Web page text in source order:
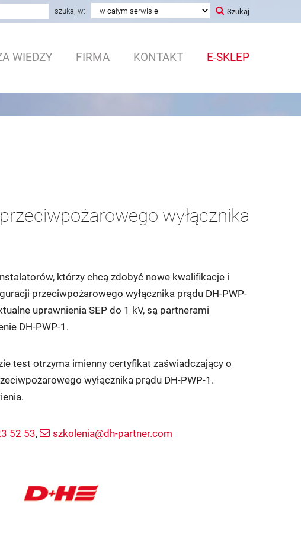
szukaj w: Szukaj
WIEDZY FIRMA KONTAKT E-SKLEP
wyłącznika
którzy chcą zdobyć nowe kwalifikacje i
przeciwpożarowego wyłącznika prądu DH-PWP-
uprawnienia SEP do 1 kV, są partnerami
DH-PWP-1.
test otrzyma imienny certyfikat zaświadczający o
wyłącznika prądu DH-PWP-1.
52 53, szkolenia@dh-partner.com